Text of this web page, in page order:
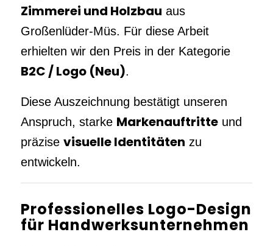
Zimmerei und Holzbau aus
Großenlüder-Müs. Für diese Arbeit
erhielten wir den Preis in der Kategorie
B2C / Logo (Neu).
Diese Auszeichnung bestätigt unseren
Anspruch, starke Markenauftritteund
präzise visuelle Identitäten zu
entwickeln.
Professionelles Logo-Design
für Handwerksunternehmen